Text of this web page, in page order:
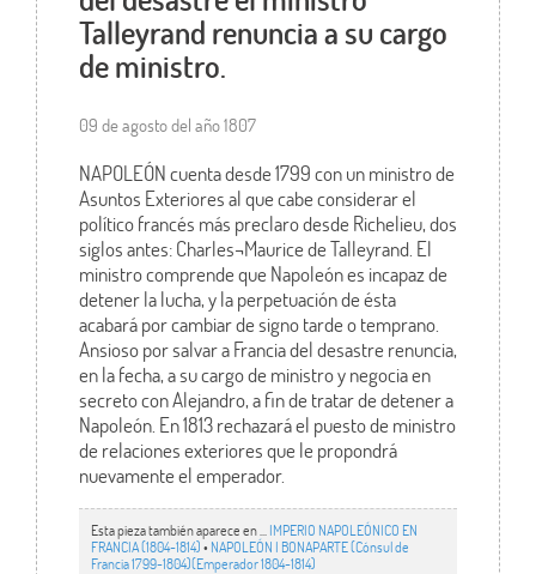
Talleyrand renuncia a su cargo
de ministro.
09 de agosto del año 1807
NAPOLEÓN cuenta desde 1799 con un ministro de
Asuntos Exteriores al que cabe considerar el
político francés más preclaro desde Richelieu, dos
siglos antes: Charles¬Maurice de Talleyrand. El
ministro comprende que Napoleón es incapaz de
detener la lucha, y la perpetuación de ésta
acabará por cambiar de signo tarde o temprano.
Ansioso por salvar a Francia del desastre renuncia,
en la fecha, a su cargo de ministro y negocia en
secreto con Alejandro, a fin de tratar de detener a
Napoleón. En 1813 rechazará el puesto de ministro
de relaciones exteriores que le propondrá
nuevamente el emperador.
Esta pieza también aparece en ... IMPERIO NAPOLEÓNICO EN
FRANCIA (1804-1814)• NAPOLEÓN I BONAPARTE (Cónsul de
Francia 1799-1804)(Emperador 1804-1814)